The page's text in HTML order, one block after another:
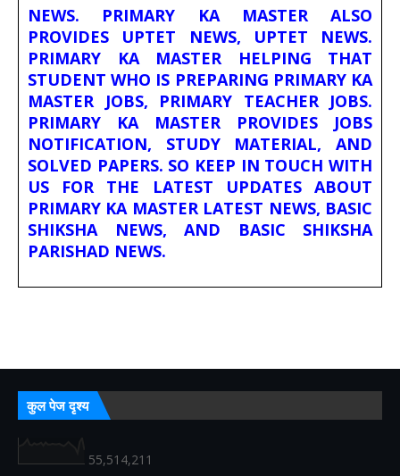
NEWS. PRIMARY KA MASTER ALSO
PROVIDES UPTET NEWS, UPTET NEWS.
PRIMARY KA MASTER HELPING THAT
STUDENT WHO IS PREPARING PRIMARY KA
MASTER JOBS, PRIMARY TEACHER JOBS.
PRIMARY KA MASTER PROVIDES JOBS
NOTIFICATION, STUDY MATERIAL, AND
SOLVED PAPERS. SO KEEP IN TOUCH WITH
US FOR THE LATEST UPDATES ABOUT
PRIMARY KA MASTER LATEST NEWS, BASIC
SHIKSHA NEWS, AND BASIC SHIKSHA
PARISHAD NEWS.
कुल पेज दृश्य
55,514,211